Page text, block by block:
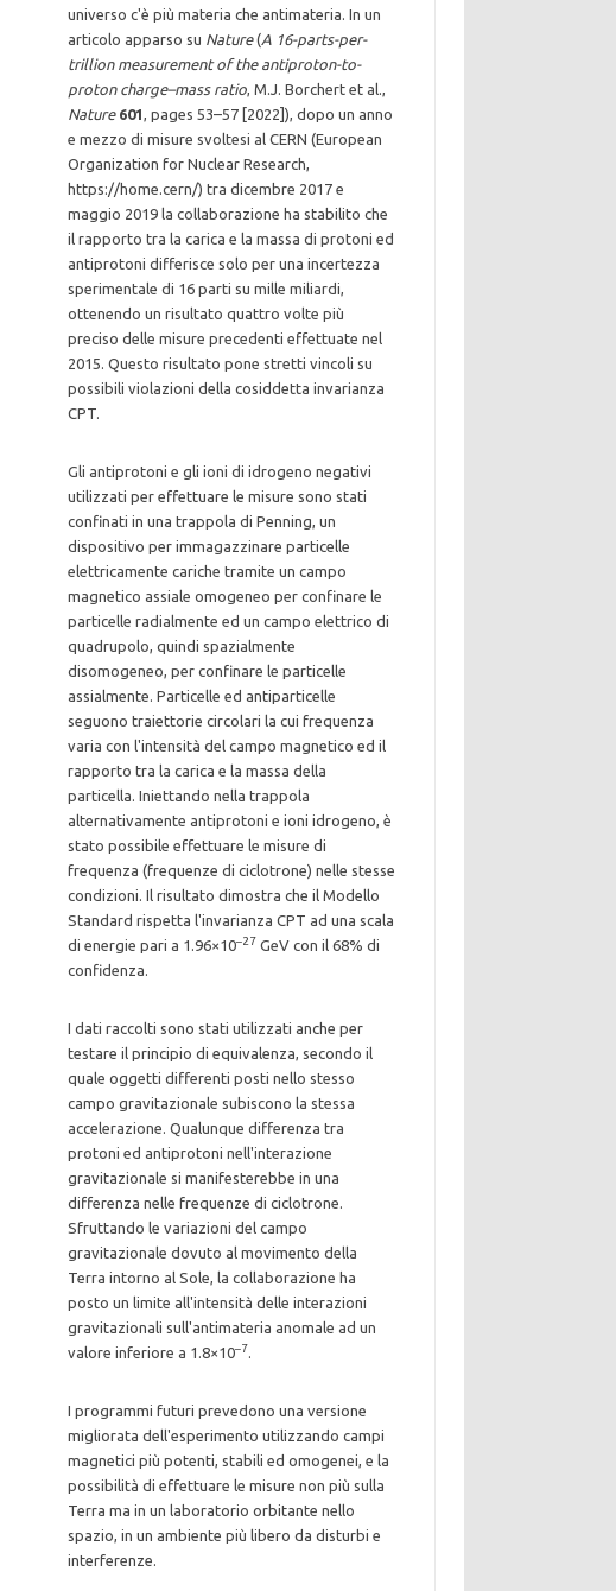
universo c'è più materia che antimateria. In un
articolo apparso su Nature(A 16-parts-per-
trillion measurement of the antiproton-to-
proton charge–mass ratio, M.J. Borchert et al.,
Nature 601, pages 53–57 [2022]), dopo un anno
e mezzo di misure svoltesi al CERN (European
Organization for Nuclear Research,
https://home.cern/) tra dicembre 2017 e
maggio 2019 la collaborazione ha stabilito che
il rapporto tra la carica e la massa di protoni ed
antiprotoni differisce solo per una incertezza
sperimentale di 16 parti su mille miliardi,
ottenendo un risultato quattro volte più
preciso delle misure precedenti effettuate nel
2015. Questo risultato pone stretti vincoli su
possibili violazioni della cosiddetta invarianza
CPT.
Gli antiprotoni e gli ioni di idrogeno negativi
utilizzati per effettuare le misure sono stati
confinati in una trappola di Penning, un
dispositivo per immagazzinare particelle
elettricamente cariche tramite un campo
magnetico assiale omogeneo per confinare le
particelle radialmente ed un campo elettrico di
quadrupolo, quindi spazialmente
disomogeneo, per confinare le particelle
assialmente. Particelle ed antiparticelle
seguono traiettorie circolari la cui frequenza
varia con l'intensità del campo magnetico ed il
rapporto tra la carica e la massa della
particella. Iniettando nella trappola
alternativamente antiprotoni e ioni idrogeno, è
stato possibile effettuare le misure di
frequenza (frequenze di ciclotrone) nelle stesse
condizioni. Il risultato dimostra che il Modello
Standard rispetta l'invarianza CPT ad una scala
di energie pari a 1.96×10–27 GeV con il 68% di
confidenza.
I dati raccolti sono stati utilizzati anche per
testare il principio di equivalenza, secondo il
quale oggetti differenti posti nello stesso
campo gravitazionale subiscono la stessa
accelerazione. Qualunque differenza tra
protoni ed antiprotoni nell'interazione
gravitazionale si manifesterebbe in una
differenza nelle frequenze di ciclotrone.
Sfruttando le variazioni del campo
gravitazionale dovuto al movimento della
Terra intorno al Sole, la collaborazione ha
posto un limite all'intensità delle interazioni
gravitazionali sull'antimateria anomale ad un
valore inferiore a 1.8×10–7.
I programmi futuri prevedono una versione
migliorata dell'esperimento utilizzando campi
magnetici più potenti, stabili ed omogenei, e la
possibilità di effettuare le misure non più sulla
Terra ma in un laboratorio orbitante nello
spazio, in un ambiente più libero da disturbi e
interferenze.